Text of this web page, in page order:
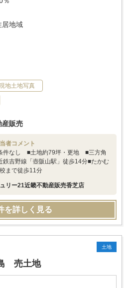
居地域
地土地写真
産販売
者コメント
件なし ■土地約79坪・更地 ■三方角
吉野線「壺阪山駅」徒歩14分■たかむ
まで徒歩11分
リー21近畿不動産販売香芝店
を詳しく見る
土地
売土地